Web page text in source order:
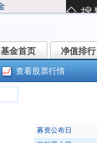
基金首页
基金首页 净值排行
净值排行
查看股票行情
募资公布日